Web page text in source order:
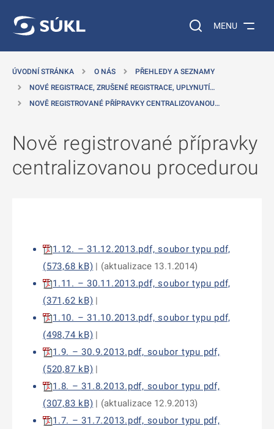
Vyhledávání na
MENU
ÚVODNÍ STRÁNKA O NÁS
PŘEHLEDY A SEZNAMY
NOVÉ REGISTRACE, ZRUŠENÉ REGISTRACE, UPLYNUTÍ…
NOVĚ REGISTROVANÉ PŘÍPRAVKY CENTRALIZOVANOU…
Nově registrované přípravky
centralizovanou procedurou
1.12. – 31.12.2013.pdf, soubor typu pdf,
(573,68 kB) | (aktualizace 13.1.2014)
1.11. – 30.11.2013.pdf, soubor typu pdf,
(371,62 kB) |
1.10. – 31.10.2013.pdf, soubor typu pdf,
(498,74 kB) |
1.9. – 30.9.2013.pdf, soubor typu pdf,
(520,87 kB) |
1.8. – 31.8.2013.pdf, soubor typu pdf,
(307,83 kB) | (aktualizace 12.9.2013)
1.7. – 31.7.2013.pdf, soubor typu pdf,